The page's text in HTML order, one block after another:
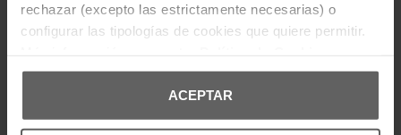
rechazar (excepto las estrictamente necesarias) o
configurar las tipologías de cookies que quiere permitir.
ACEPTAR
DEVOLUCIONES Y CAMBIOS